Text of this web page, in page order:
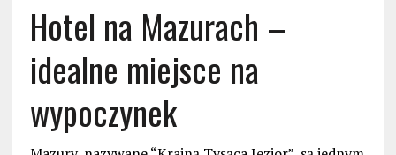
Hotel na Mazurach –
idealne miejsce na
wypoczynek